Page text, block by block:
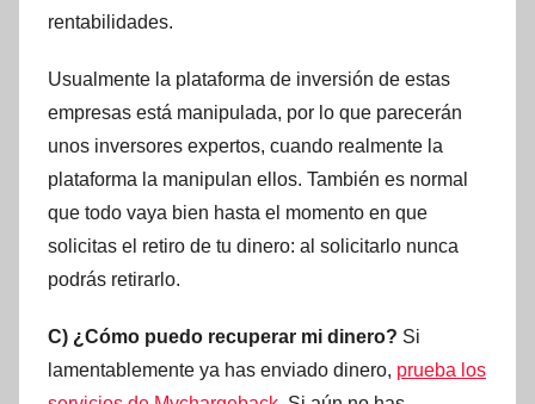
rentabilidades.
Usualmente la plataforma de inversión de estas
empresas está manipulada, por lo que parecerán
unos inversores expertos, cuando realmente la
plataforma la manipulan ellos. También es normal
que todo vaya bien hasta el momento en que
solicitas el retiro de tu dinero: al solicitarlo nunca
podrás retirarlo.
C) ¿Cómo puedo recuperar mi dinero? Si
lamentablemente ya has enviado dinero, prueba los